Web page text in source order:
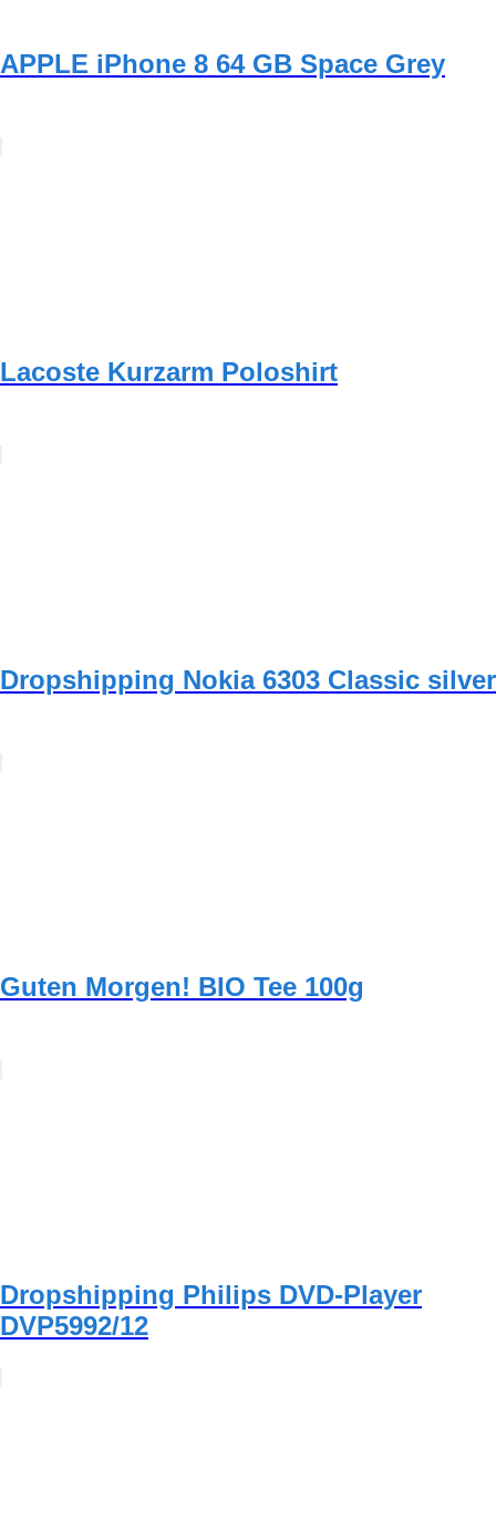
APPLE iPhone 8 64 GB Space Grey
Lacoste Kurzarm Poloshirt
Dropshipping Nokia 6303 Classic silver
Guten Morgen! BIO Tee 100g
Dropshipping Philips DVD-Player
DVP5992/12